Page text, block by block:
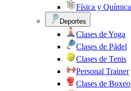
Física y Química
Deportes
Clases de Yoga
Clases de Pádel
Clases de Tenis
Personal Trainer
Clases de Boxeo